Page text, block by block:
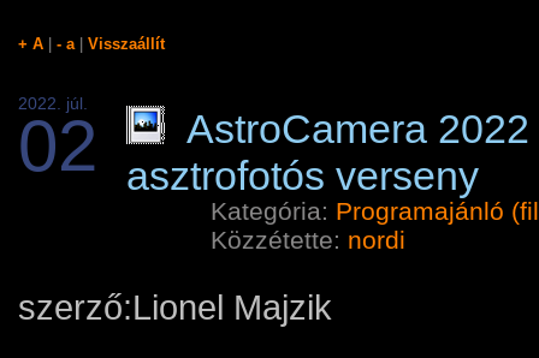
+ A - a| Visszaállít
2022. júl.
02
AstroCamera
asztrofotós verseny
Kategória: Programajánló
Közzétette: nordi
szerző:Lionel Majzik